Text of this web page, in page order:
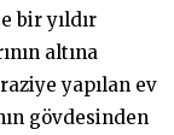
bir yıldır
altına
yapılan ev
gövdesinden